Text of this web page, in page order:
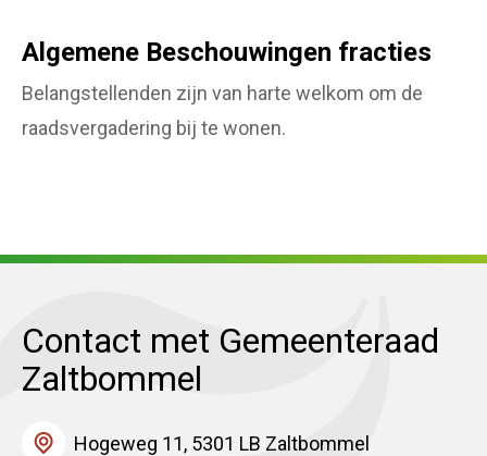
Algemene Beschouwingen fracties
Belangstellenden zijn van harte welkom om de
raadsvergadering bij te wonen.
Contact met Gemeenteraad
Zaltbommel
Hogeweg 11, 5301 LB Zaltbommel